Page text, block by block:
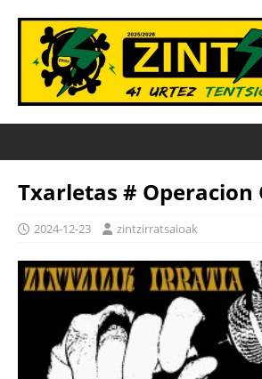
Txarletas # Operacion
2024-12-23 zintzirratsaioak